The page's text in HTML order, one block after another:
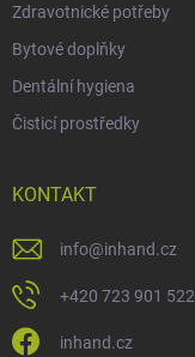
Zdravotnické potřeby
Bytové doplňky
Dentální hygiena
Čisticí prostředky
KONTAKT
info@inhand.cz
+420 723 901 522
inhand.cz